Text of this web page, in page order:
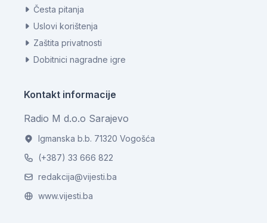
Česta pitanja
Uslovi korištenja
Zaštita privatnosti
Dobitnici nagradne igre
Kontakt informacije
Radio M d.o.o Sarajevo
Igmanska b.b. 71320 Vogošća
(+387) 33 666 822
redakcija@vijesti.ba
www.vijesti.ba